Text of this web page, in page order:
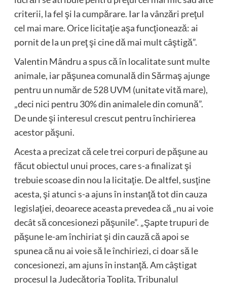
criterii, la fel şi la cumpărare. Iar la vânzări preţul
cel mai mare. Orice licitaţie aşa funcţionează: ai
pornit de la un preţ şi cine dă mai mult câştigă”.
Valentin Mândru a spus că în localitate sunt multe
animale, iar păşunea comunală din Sărmaş ajunge
pentru un număr de 528 UVM (unitate vită mare),
„deci nici pentru 30% din animalele din comună”.
De unde şi interesul crescut pentru închirierea
acestor păşuni.
Acesta a precizat că cele trei corpuri de păşune au
făcut obiectul unui proces, care s-a finalizat şi
trebuie scoase din nou la licitaţie. De altfel, susţine
acesta, şi atunci s-a ajuns în instanţă tot din cauza
legislaţiei, deoarece aceasta prevedea că „nu ai voie
decât să concesionezi păşunile”. „Şapte trupuri de
păşune le-am închiriat şi din cauză că apoi se
spunea că nu ai voie să le închiriezi, ci doar să le
concesionezi, am ajuns în instanţă. Am câştigat
procesul la Judecătoria Topliţa, Tribunalul